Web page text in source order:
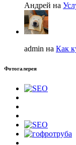
Андрей на
admin на Как
Фотогалерея